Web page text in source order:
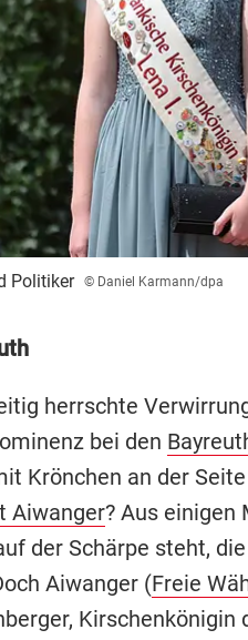
Politiker © Daniel Karmann/dpa
herrschte
bei den
Krönchen an der
Aiwanger? Aus einigen
der Schärpe steht,
Aiwanger (Freie
Kirschenkönigin